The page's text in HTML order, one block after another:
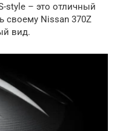
style – это отличный
своему Nissan 370Z
вид.